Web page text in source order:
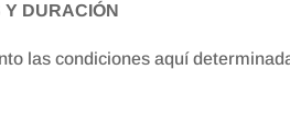
Y DURACIÓN
las condiciones aquí